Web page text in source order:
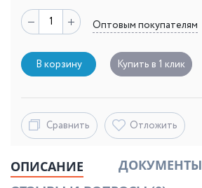
Оптовым покупателям
В корзину Купить в 1 клик
Сравнить Отложить
ОПИСАНИЕ
ДОКУМЕНТЫ